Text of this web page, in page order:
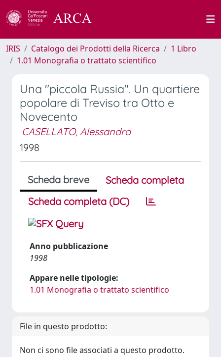
IRIS Catalogo dei Prodotti della Ricerca
1 Libro
1.01 Monografia o trattato scientifico
Una "piccola Russia". Un quartiere
popolare di Treviso tra Otto e
Novecento
CASELLATO, Alessandro
1998
Scheda breve
Scheda completa
Scheda completa (DC)
Anno pubblicazione
1998
Appare nelle tipologie:
1.01 Monografia o trattato scientifico
File in questo prodotto:
Non ci sono file associati a questo prodotto.